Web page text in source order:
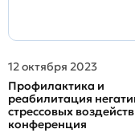
12 октября 2023
Профилактика и
реабилитация
стрессовых
конференция